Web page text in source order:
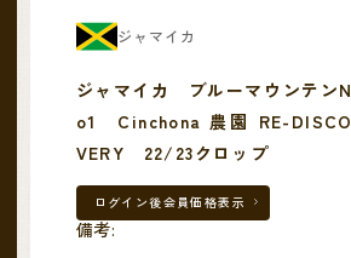
ジャマイカ
ジャマイカ ブルーマウンテンN
o1 Cinchona 農園 RE-DISCO
VERY 22/23クロップ
ログイン後会員価格表示
備考: